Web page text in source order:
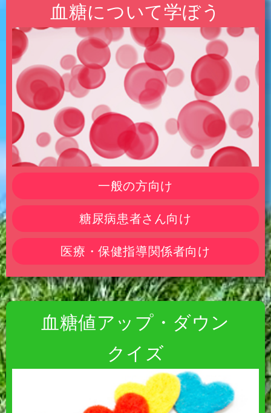
血糖について学ぼう
一般の方向け
糖尿病患者さん向け
医療・保健指導関係者向け
血糖値アップ・ダウン
クイズ